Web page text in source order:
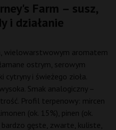
Farm – susz,
i działanie
wielowarstwowym aromatem
ostrym, serowym
cytryny i świeżego zioła.
Smak analogiczny –
Profil terpenowy: mircen
(ok. 15%), pinen (ok.
bardzo gęste, zwarte, kuliste,